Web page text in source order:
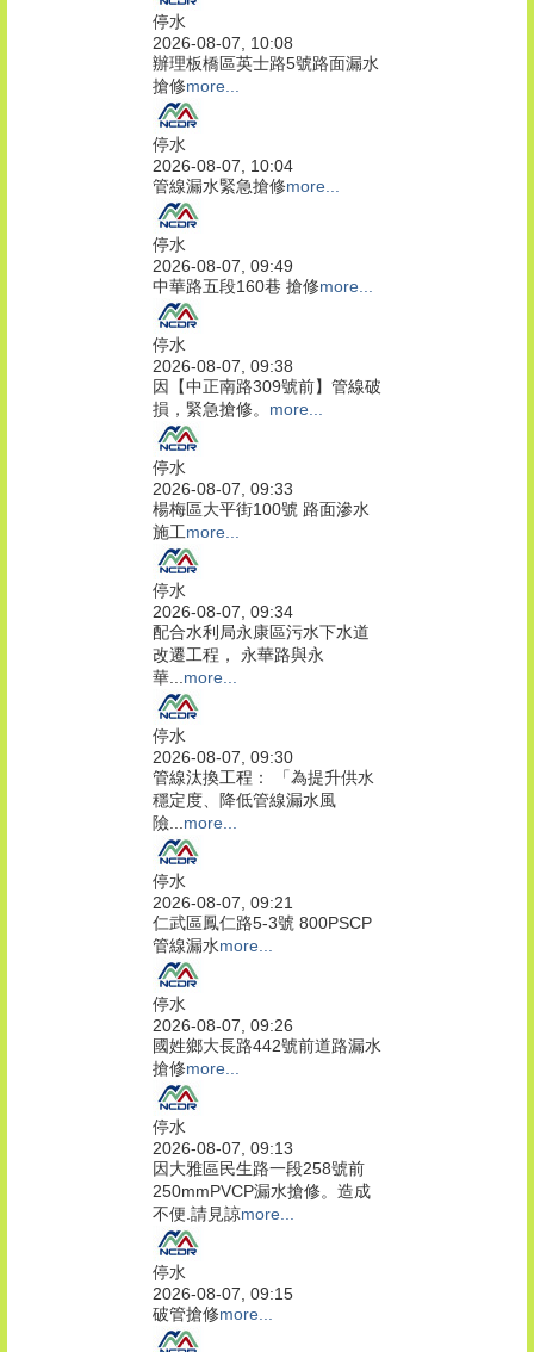
停水
2026-08-07, 10:08
辦理板橋區英士路5號路面漏水
搶修more...
停水
2026-08-07, 10:04
管線漏水緊急搶修more...
停水
2026-08-07, 09:49
中華路五段160巷 搶修more...
停水
2026-08-07, 09:38
因【中正南路309號前】管線破
損，緊急搶修。 more...
停水
2026-08-07, 09:33
楊梅區大平街100號 路面滲水
施工more...
停水
2026-08-07, 09:34
配合水利局永康區污水下水道
改遷工程， 永華路與永
華... more...
停水
2026-08-07, 09:30
管線汰換工程： 「為提升供水
穩定度、降低管線漏水風
險... more...
停水
2026-08-07, 09:21
仁武區鳳仁路5-3號 800PSCP
管線漏水more...
停水
2026-08-07, 09:26
國姓鄉大長路442號前道路漏水
搶修more...
停水
2026-08-07, 09:13
因大雅區民生路一段258號前
250mmPVCP漏水搶修。造成
不便.請見諒more...
停水
2026-08-07, 09:15
破管搶修more...